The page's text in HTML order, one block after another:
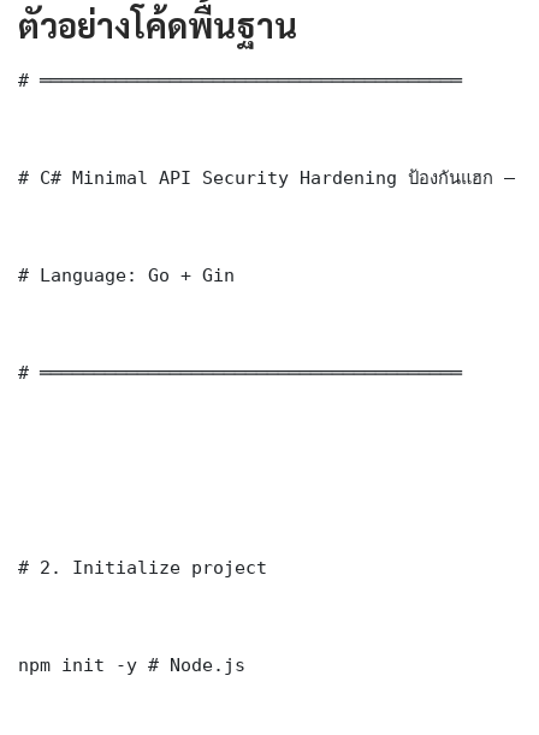
ตัวอย่างโค้ดพื้นฐาน
# ═══════════════════════════════════════
# C# Minimal API Security Hardening ป้องกันแฮก —
# Language: Go + Gin
# ═══════════════════════════════════════
# 2. Initialize project
npm init -y # Node.js